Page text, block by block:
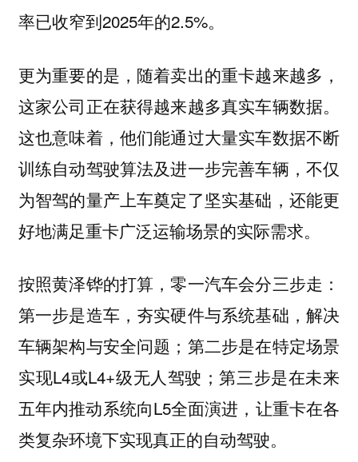
率已收窄到2025年的2.5%。
更为重要的是，随着卖出的重卡越来越多，
这家公司正在获得越来越多真实车辆数据。
这也意味着，他们能通过大量实车数据不断
训练自动驾驶算法及进一步完善车辆，不仅
为智驾的量产上车奠定了坚实基础，还能更
好地满足重卡广泛运输场景的实际需求。
按照黄泽铧的打算，零一汽车会分三步走：
第一步是造车，夯实硬件与系统基础，解决
车辆架构与安全问题；第二步是在特定场景
实现L4或L4+级无人驾驶；第三步是在未来
五年内推动系统向L5全面演进，让重卡在各
类复杂环境下实现真正的自动驾驶。